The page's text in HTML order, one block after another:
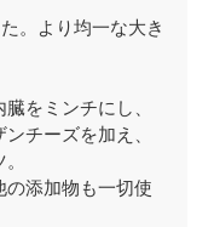
。より均一な大き
をミンチにし、
チーズを加え、
の添加物も一切使